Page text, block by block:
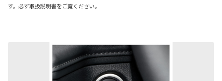
す。必ず取扱説明書をご覧ください。